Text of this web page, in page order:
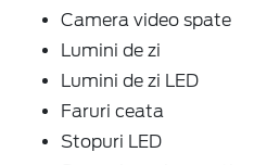
Camera video spate
Lumini de zi
Lumini de zi LED
Faruri ceata
Stopuri LED